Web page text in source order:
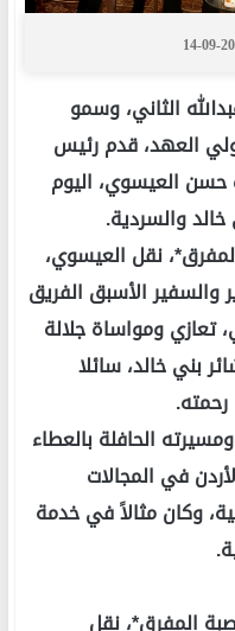
14-09-
الثاني، وسمو
ولي العهد، قدم رئيس
العيسوي، اليوم
والسردية.
نقل العيسوي،
والسفير الأسبق الفريق
تعازي ومواساة جلالة
بني خالد، سائلا
الحافلة بالعطاء
في المجالات
وكان مثالاً في خدمة
المفرق*، نقل